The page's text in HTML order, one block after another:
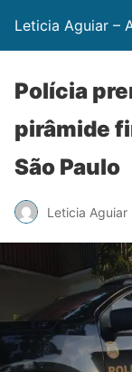
Leticia Aguiar –
Polícia
pirâmide
São Paulo
Leticia Aguiar